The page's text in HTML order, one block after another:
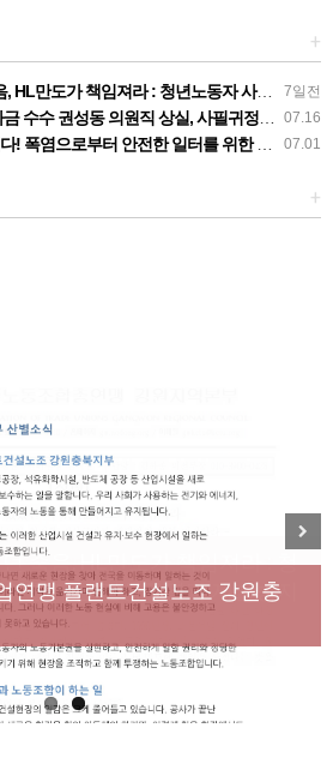
+
7일전
청년노동자 사망사고의 철저한 진상규명과 재발방지 대책 마련하라
07.16
수수 권성동 의원직 상실, 사필귀정이다
07.01
일터를 위한 민주노총 강원지역본부 폭염감시단 선포 기자회견
+
죽음, HL만도가 책임져라 : 청
철저한 진상규명과 재발방지
연맹 플랜트건설노조 강원충
Next